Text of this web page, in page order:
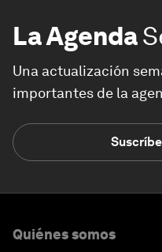
La Agenda
Una actualización
importantes de la
Quiénes somos